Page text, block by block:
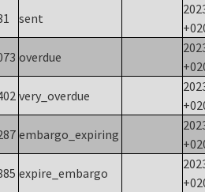
sent
overdue
very_overdue
embargo_expiring
expire_embargo